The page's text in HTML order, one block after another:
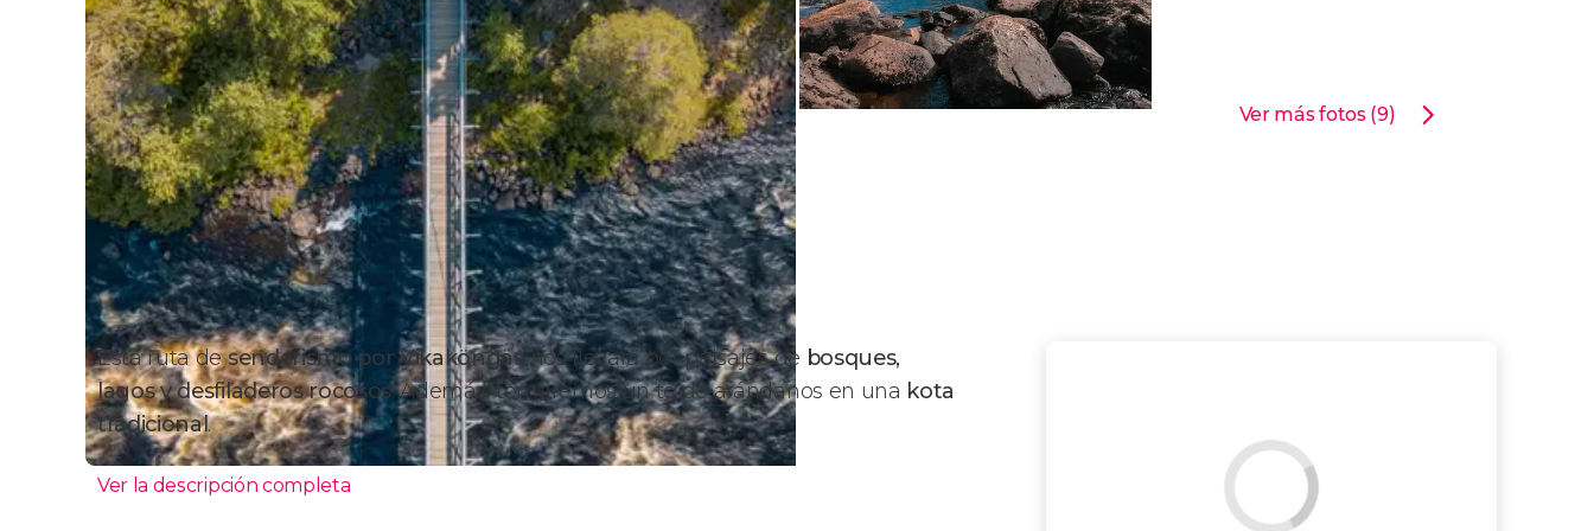
Ver más fotos (9)
Esta ruta desenderismo por Vikaköngäsnos llevará por paisajes de bosques,
lagos y desfiladeros rocosos. Además, tomaremos un té de arándanos en una kota
tradicional.
Ver la descripción completa